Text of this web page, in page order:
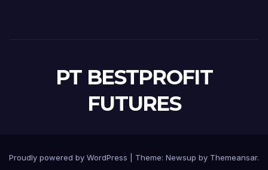
PT BESTPROFIT
FUTURES
Proudly powered by WordPress Theme: Newsup by Themeansar.